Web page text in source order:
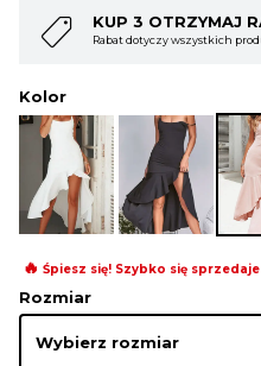
SWETRY
OKRYCIA WIERZCHNIE
i obejmuje cały koszyk
Kolor
🔥 Śpiesz się! Szybko się sprzedaje
Rozmiar